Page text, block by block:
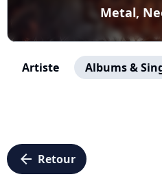
Metal,
Artiste Albums &
arrow_left Retour